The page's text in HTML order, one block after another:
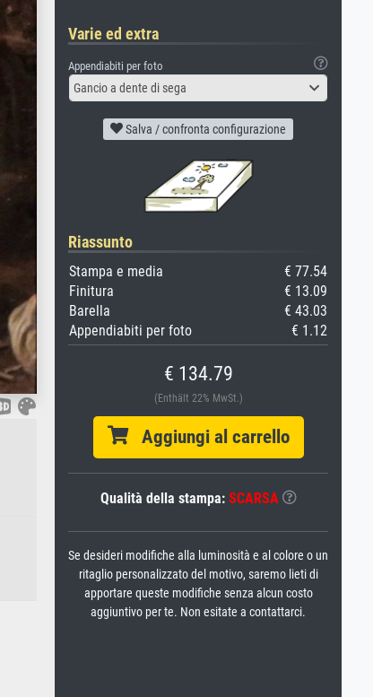
Varie ed extra
Appendiabiti per foto
Gancio a dente di sega
Salva / confronta configurazione
Riassunto
Stampa e media
€ 77.54
Finitura
€ 13.09
Barella
€ 43.03
Appendiabiti per foto
€ 1.12
€ 134.79
(Enthält 22% MwSt.)
Aggiungi al carrello
Qualità della stampa: SCARSA
Se desideri modifiche alla luminosità e al colore o un
ritaglio personalizzato del motivo, saremo lieti di
apportare queste modifiche senza alcun costo
aggiuntivo per te. Non esitate a contattarci.